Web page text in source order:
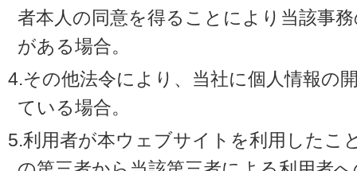
者本人の同意を得ることにより当該事
がある場合。
4.その他法令により、当社に個人情報の
ている場合。
5.利用者が本ウェブサイトを利用したこ